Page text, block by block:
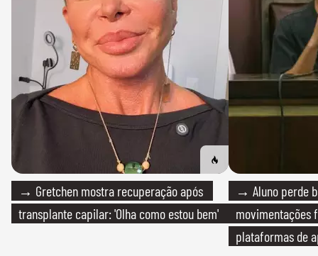
→ Gretchen mostra recuperação após
transplante capilar: 'Olha como estou bem'
→ Aluno perde
movimentações
plataformas de